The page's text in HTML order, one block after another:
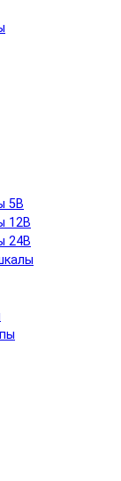
5В
12В
24В